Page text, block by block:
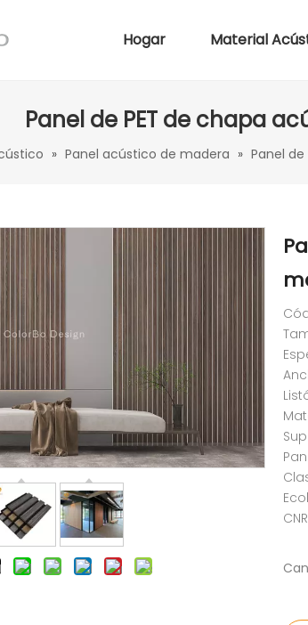
Hogar Material
Panel de PET de chapa
» Panel acústico de madera » Panel